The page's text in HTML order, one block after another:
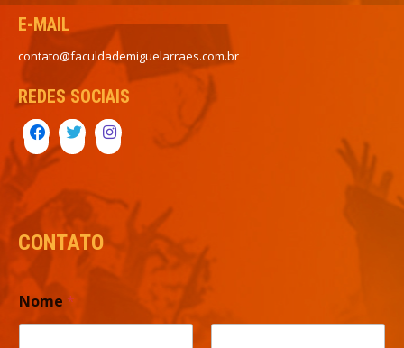
E-MAIL
contato@faculdademiguelarraes.com.br
REDES SOCIAIS
CONTATO
Nome *